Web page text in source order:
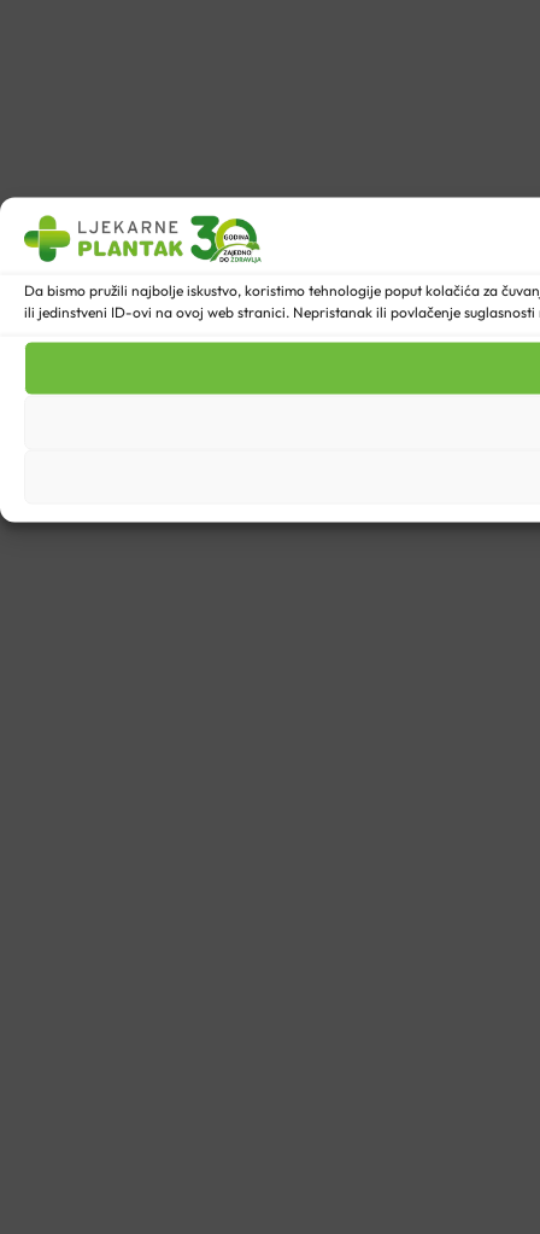
Da bismo pružili najbolje iskustvo, koristimo tehnologije poput kolačića za
ili jedinstveni ID-ovi na ovoj web stranici. Nepristanak ili povlačenje